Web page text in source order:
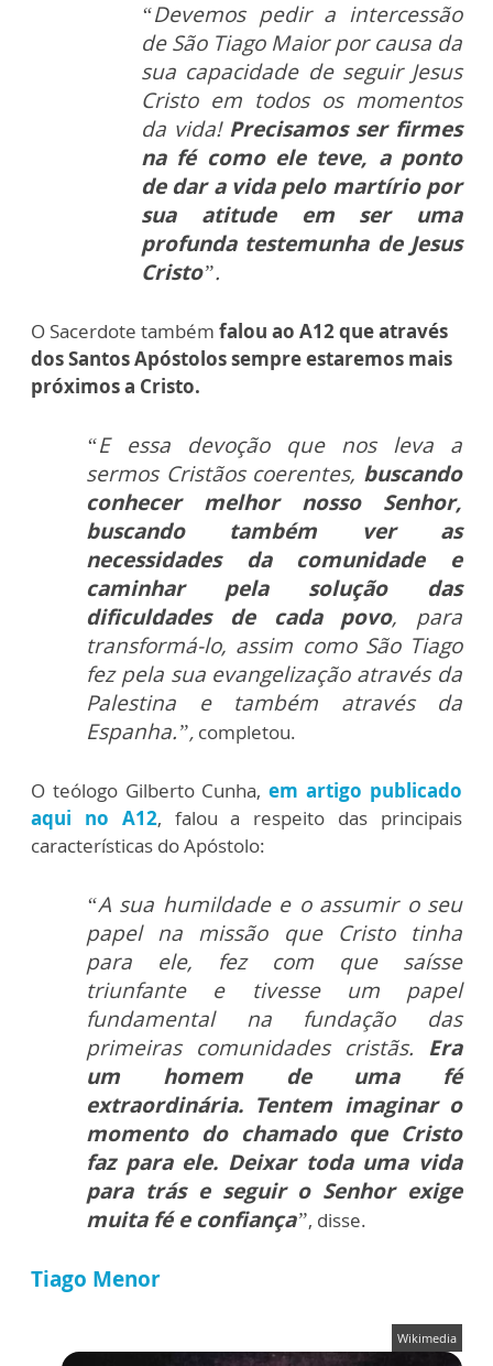
“Devemos pedir a intercessão
de São Tiago Maior por causa da
sua capacidade de seguir Jesus
Cristo em todos os momentos
da vida! Precisamos ser firmes
na fé como ele teve, a ponto
de dar a vida pelo martírio por
sua atitude em ser uma
profunda testemunha de Jesus
Cristo”.
O Sacerdote também falou ao A12 que através
dos Santos Apóstolos sempre estaremos mais
próximos a Cristo.
“E essa devoção que nos leva a
sermos Cristãos coerentes, buscando
conhecer melhor nosso Senhor,
buscando também ver as
necessidades da comunidade e
caminhar pela solução das
dificuldades de cada povo, para
transformá-lo, assim como São Tiago
fez pela sua evangelização através da
Palestina e também através da
Espanha.”, completou.
O teólogo Gilberto Cunha,em artigo publicado
aqui no A12, falou a respeito das principais
características do Apóstolo:
“A sua humildade e o assumir o seu
papel na missão que Cristo tinha
para ele, fez com que saísse
triunfante e tivesse um papel
fundamental na fundação das
primeiras comunidades cristãs. Era
um homem de uma fé
extraordinária. Tentem imaginar o
momento do chamado que Cristo
faz para ele. Deixar toda uma vida
para trás e seguir o Senhor exige
muita fé e confiança”, disse.
Tiago Menor
Wikimedia